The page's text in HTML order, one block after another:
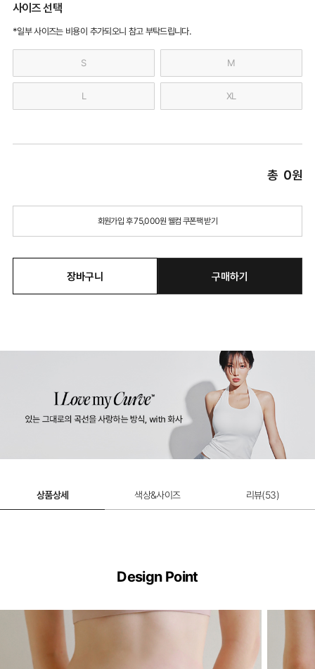
사이즈 선택
*일부 사이즈는 비용이 추가되오니 참고 부탁드립니다.
S M
L XL
총 0원
회원가입 후 75,000원 웰컴 쿠폰팩 받기
장바구니 구매하기
상품상세 색상&사이즈 리뷰(53)
Design Point